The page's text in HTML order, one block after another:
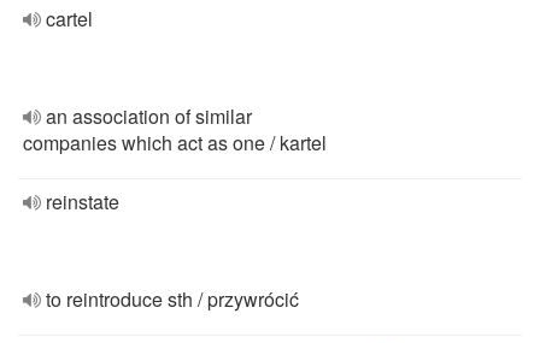
cartel
an association of similar
companies which act as one / kartel
reinstate
to reintroduce sth / przywrócić